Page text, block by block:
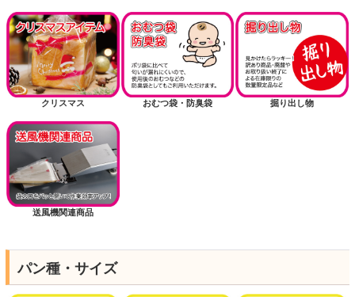
クリスマス おむつ袋・防臭袋 掘り出し物
送風機関連商品
パン種・サイズ